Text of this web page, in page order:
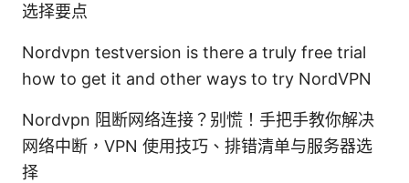
选择要点
Nordvpn testversion is there a truly free trial
how to get it and other ways to try NordVPN
Nordvpn 阻断网络连接？别慌！手把手教你解决
网络中断，VPN 使用技巧、排错清单与服务器选
择